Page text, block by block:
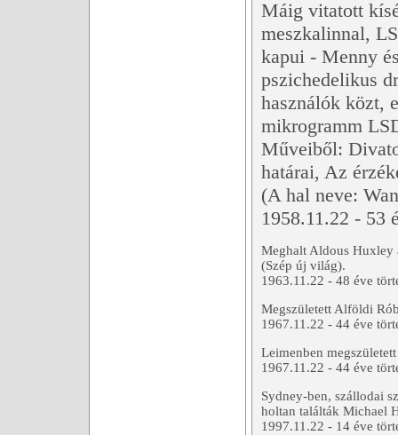
Máig vitatott
meszkalinnal,
kapui - Menny
pszichedelikus
használók közt,
mikrogramm
Műveiből:
határai, Az
(A hal neve:
1958.11.22 - 53
Meghalt Aldous Huxley
(Szép új világ).
1963.11.22 - 48 éve
Megszületett Alföldi
1967.11.22 - 44 éve
Leimenben
1967.11.22 - 44 éve
Sydney-ben, szállodai
holtan találták Michael
1997.11.22 - 14 éve